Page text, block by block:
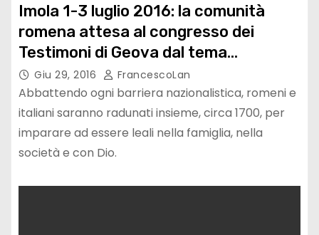
Imola 1-3 luglio 2016: la comunità
romena attesa al congresso dei
Testimoni di Geova dal tema
“Rimaniamo leali a Geova”.
Giu 29, 2016 FrancescoLan
Abbattendo ogni barriera nazionalistica, romeni e
italiani saranno radunati insieme, circa 1700, per
imparare ad essere leali nella famiglia, nella
società e con Dio.